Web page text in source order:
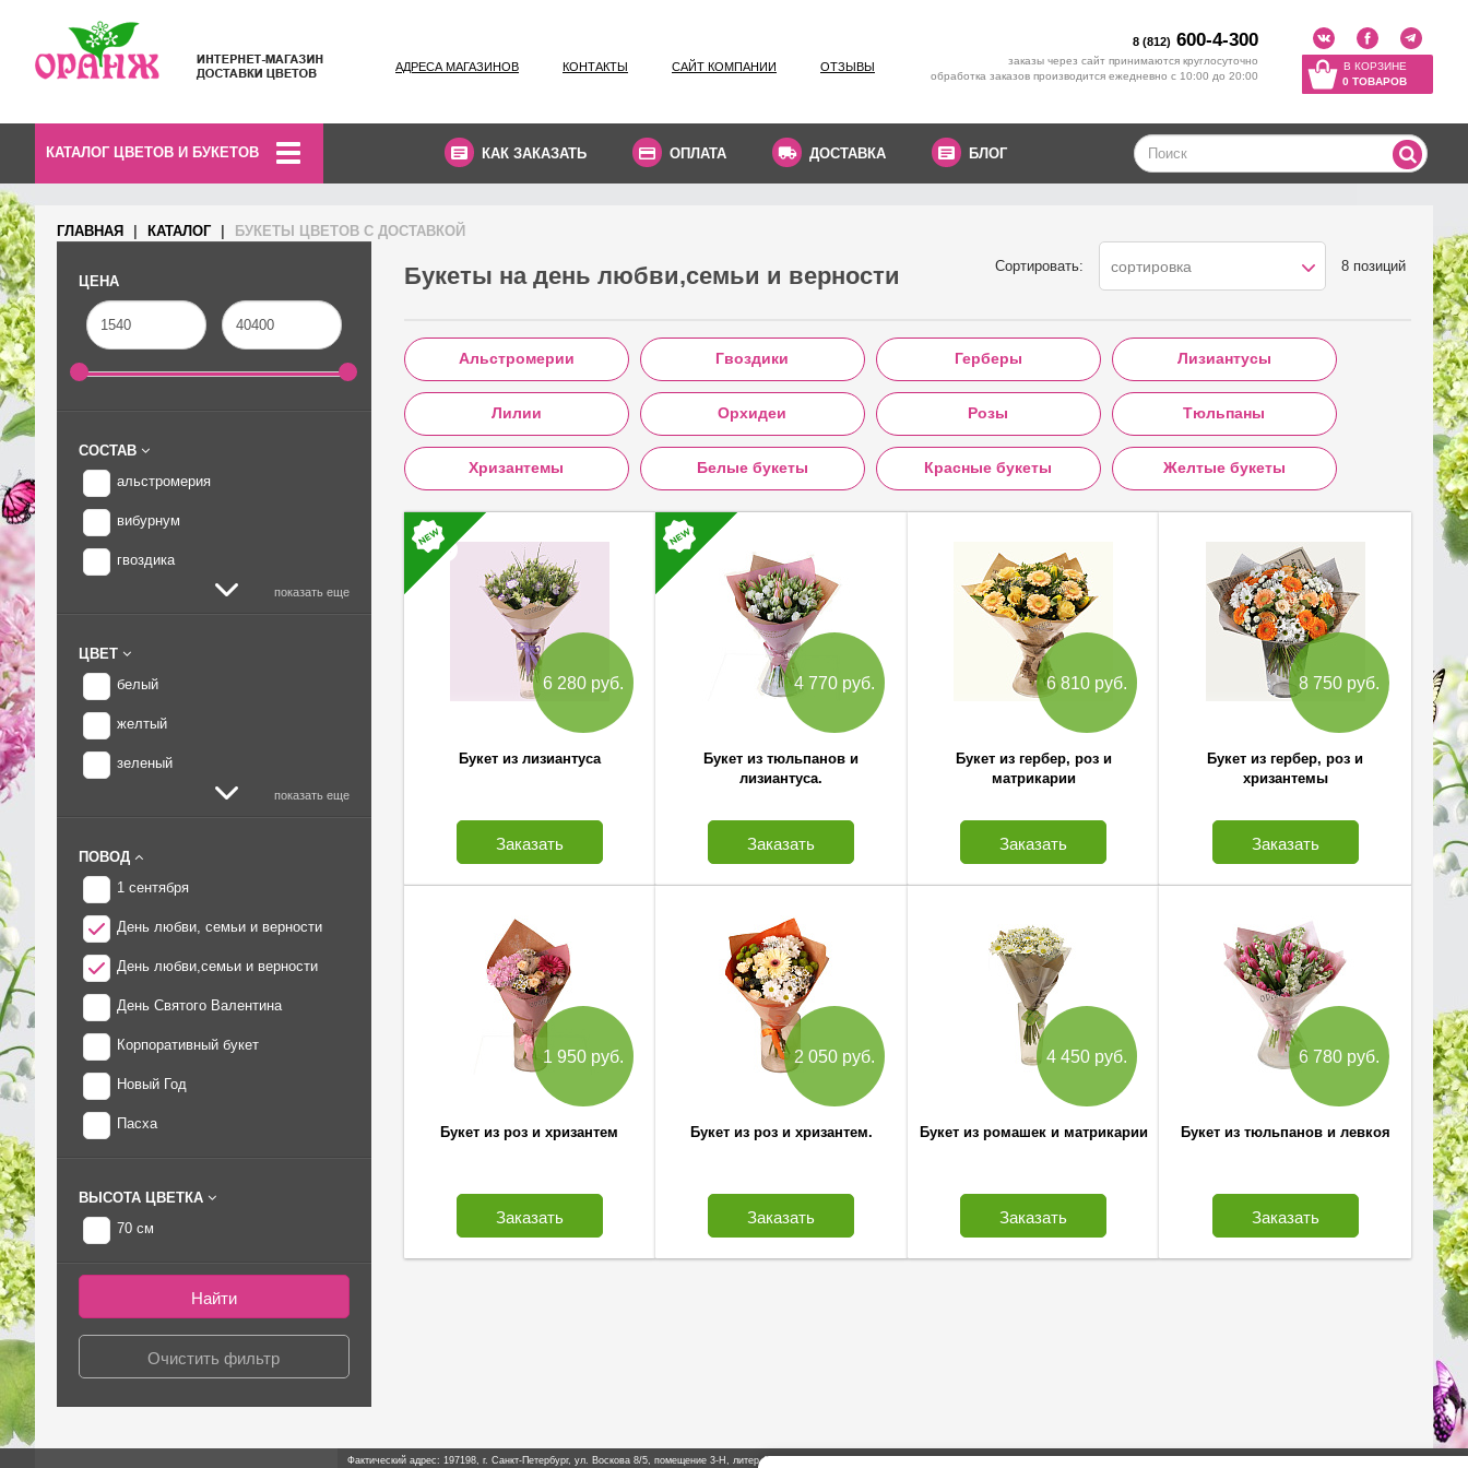
АДРЕСА МАГАЗИНОВ КОНТАКТЫ САЙТ КОМПАНИИ ОТЗЫВЫ
8 (812) 600-4-300
заказы через сайт принимаются круглосуточно
обработка заказов производится ежедневно с 10:00 до 20:00
В КОРЗИНЕ
0 ТОВАРОВ
КАТАЛОГ ЦВЕТОВ И БУКЕТОВ КАК ЗАКАЗАТЬ ОПЛАТА ДОСТАВКА БЛОГ
ГЛАВНАЯ КАТАЛОГ БУКЕТЫ ЦВЕТОВ С ДОСТАВКОЙ
ЦЕНА
СОСТАВ
альстромерия
вибурнум
гвоздика
показать еще
ЦВЕТ
белый
желтый
зеленый
показать еще
ПОВОД
1 сентября
День любви, семьи и верности
День любви,семьи и верности
День Святого Валентина
Корпоративный букет
Новый Год
Пасха
ВЫСОТА ЦВЕТКА
70 см
Букеты на день любви,семьи и верности Сортировать: сортировка 8 позиций
Альстромерии Гвоздики Герберы Лизиантусы
Лилии Орхидеи Розы Тюльпаны
Хризантемы Белые букеты Красные букеты Желтые букеты
6 280 руб.
Букет из лизиантуса
Заказать
4 770 руб.
Букет из тюльпанов и
лизиантуса.
Заказать
6 810 руб.
Букет из гербер, роз и
матрикарии
Заказать
8 750 руб.
Букет из гербер, роз и
хризантемы
Заказать
1 950 руб.
Букет из роз и хризантем
Заказать
2 050 руб.
Букет из роз и хризантем.
Заказать
4 450 руб.
Букет из ромашек и матрикарии
Заказать
6 780 руб.
Букет из тюльпанов и левкоя
Заказать
Фактический адрес: 197198, г. Санкт-Петербург, ул. Воскова 8/5, помещение 3-Н, литер А, комната №5